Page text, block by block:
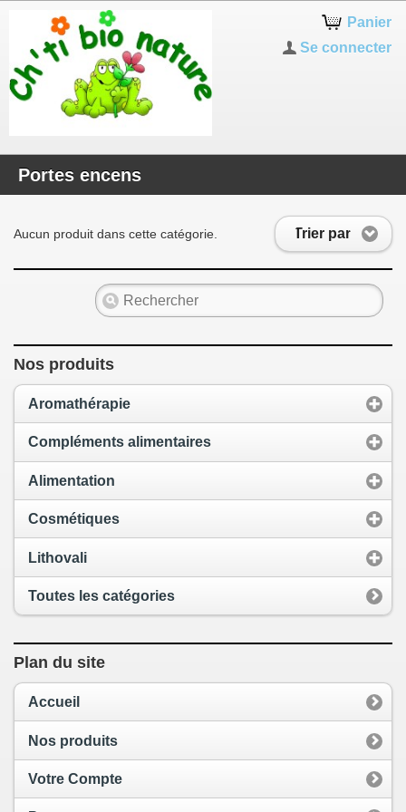
Panier
Se connecter
Portes encens
Trier par
Aucun produit dans cette catégorie.
Nos produits
Aromathérapie
Compléments alimentaires
Alimentation
Cosmétiques
Lithovali
Toutes les catégories
Plan du site
Accueil
Nos produits
Votre Compte